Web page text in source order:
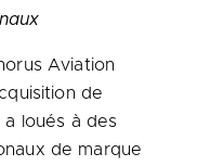
Aviation
de
a loués à des
de marque